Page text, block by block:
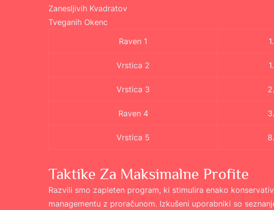
Zanesljivih Kvadratov
Tveganih Okenc
Raven 1
Vrstica 2
Vrstica 3
Raven 4
Vrstica 5
Taktike Za Maksimalne Profite
Razvili smo zapleten program, ki stimulira enako
managementu z proračunom. Izkušeni uporabniki so